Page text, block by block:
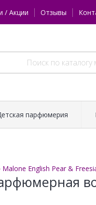
/ Акции Отзывы
парфюмерия
English Pear &